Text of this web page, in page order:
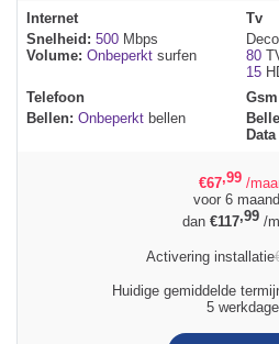
Internet
Snelheid: 500 Mbps
Volume: Onbeperkt surfen
Tv
80
15
Telefoon
Bellen: Onbeperkt bellen
Gsm
€67,99 /
voor 6
dan €117,99/
Activering installatie
Huidige gemiddelde
5